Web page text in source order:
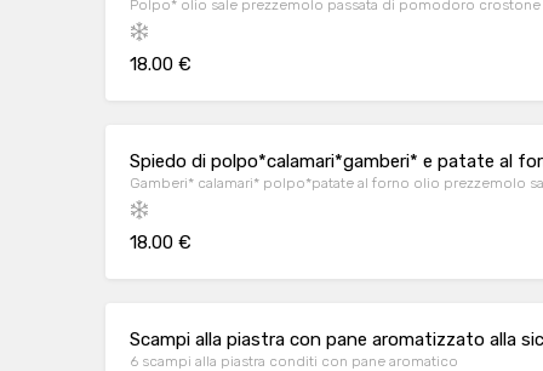
Polpo* olio sale prezzemolo passata di pomodoro
18.00 €
Spiedo di polpo*calamari*gamberi* e patate al
Gamberi* calamari* polpo*patate al forno olio
18.00 €
Scampi alla piastra con pane aromatizzato alla
6 scampi alla piastra conditi con pane aromatico